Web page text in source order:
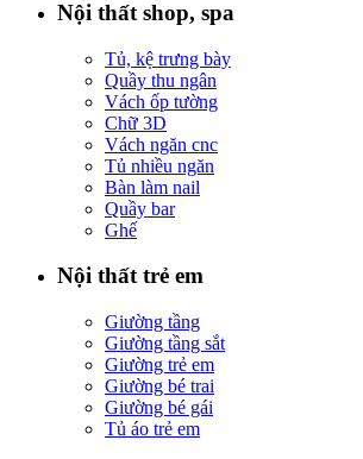
Nội thất shop, spa
Tủ, kệ trưng bày
Quầy thu ngân
Vách ốp tường
Chữ 3D
Vách ngăn cnc
Tủ nhiều ngăn
Bàn làm nail
Quầy bar
Ghế
Nội thất trẻ em
Giường tầng
Giường tầng sắt
Giường trẻ em
Giường bé trai
Giường bé gái
Tủ áo trẻ em